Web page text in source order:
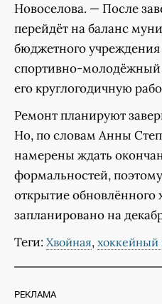
Новоселова. — После
перейдёт на баланс
бюджетного
спортивно-молодёжный
его круглогодичную
Ремонт планируют
Но, по словам Анны
намерены ждать
формальностей,
открытие обновлённого
запланировано на
Теги: Хвойная, хоккейный
РЕКЛАМА